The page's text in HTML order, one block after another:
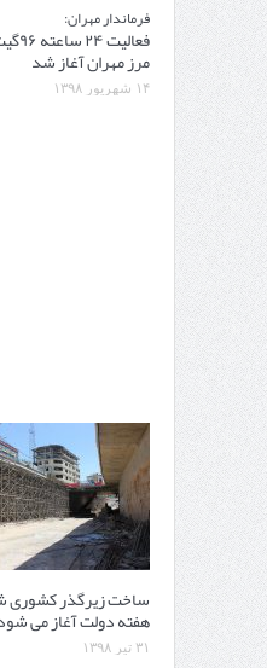
فرماندار مهران:
مرز مهران آغاز شد
۱۴ شهریور ۱۳۹۸
ساخت زیرگذر کشوری
هفته دولت آغاز می
۳۱ تیر ۱۳۹۸